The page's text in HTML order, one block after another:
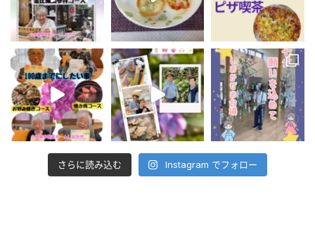
さらに読み込む Instagram でフォロー